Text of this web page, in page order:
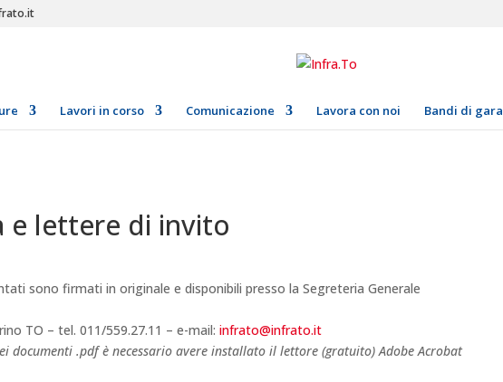
Lavori in corso Comunicazione Lavora con noi Bandi di gara
e lettere di invito
sono firmati in originale e disponibili presso la Segreteria Generale
TO – tel. 011/559.27.11 – e-mail:infrato@infrato.it
documenti .pdf è necessario avere installato il lettore (gratuito) Adobe Acrobat